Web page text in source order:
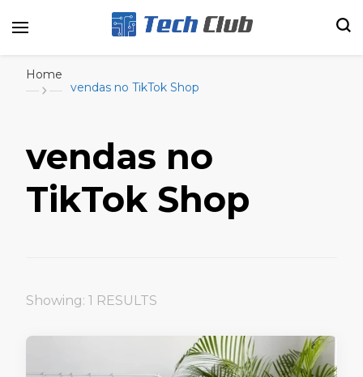
Home
vendas no TikTok Shop
vendas no
TikTok Shop
Showing: 1 RESULTS